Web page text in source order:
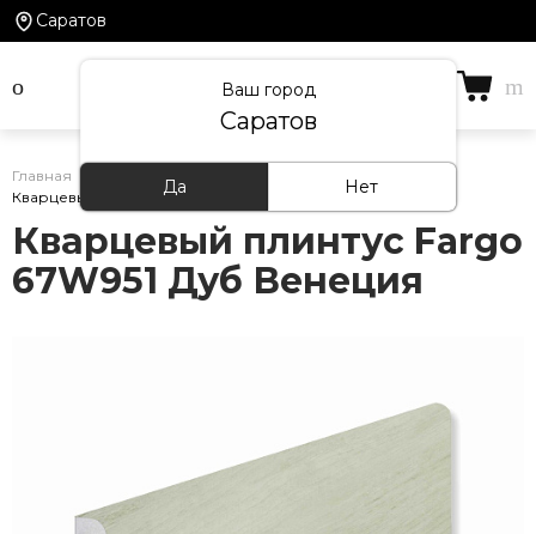
Саратов
Ваш город
Саратов
Да Нет
Главная Каталог товаров Кварцевый плинтус
Кварцевый плинтус Fargo 67W951 Дуб Венеция
Кварцевый плинтус Fargo
67W951 Дуб Венеция